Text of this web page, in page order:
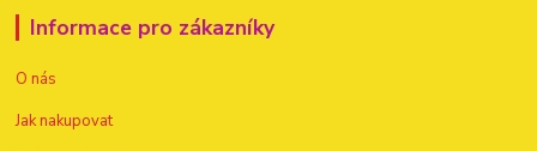
Informace pro zákazníky
O nás
Jak nakupovat